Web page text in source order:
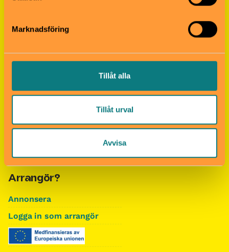
Marknadsföring
Tillåt alla
Tillåt urval
Avvisa
Följ oss på Instagram,
Om Barn i stan
Arrangör?
Annonsera
Logga in som arrangör